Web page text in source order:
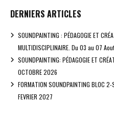
DERNIERS ARTICLES
SOUNDPAINTING : PÉDAGOGIE ET
MULTIDISCIPLINAIRE. Du 03 au 07
SOUNDPAINTING: PÉDAGOGIE ET
OCTOBRE 2026
FORMATION SOUNDPAINTING BLOC 2-
FEVRIER 2027